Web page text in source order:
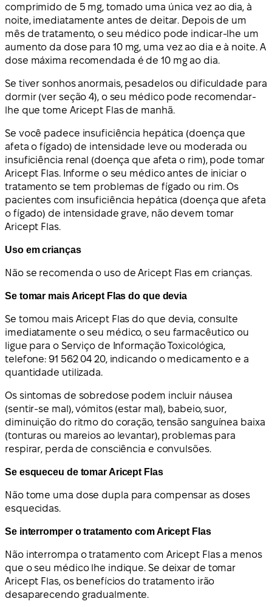
comprimido de 5 mg, tomado uma única vez ao dia, à
noite, imediatamente antes de deitar. Depois de um
mês de tratamento, o seu médico pode indicar-lhe um
aumento da dose para 10 mg, uma vez ao dia e à noite. A
dose máxima recomendada é de 10 mg ao dia.
Se tiver sonhos anormais, pesadelos ou dificuldade para
dormir (ver seção 4), o seu médico pode recomendar-
lhe que tome Aricept Flas de manhã.
Se você padece insuficiência hepática (doença que
afeta o fígado) de intensidade leve ou moderada ou
insuficiência renal (doença que afeta o rim), pode tomar
Aricept Flas. Informe o seu médico antes de iniciar o
tratamento se tem problemas de fígado ou rim. Os
pacientes com insuficiência hepática (doença que afeta
o fígado) de intensidade grave, não devem tomar
Aricept Flas.
Uso em crianças
Não se recomenda o uso de Aricept Flas em crianças.
Se tomar mais Aricept Flas do que devia
Se tomou mais Aricept Flas do que devia, consulte
imediatamente o seu médico, o seu farmacêutico ou
ligue para o Serviço de Informação Toxicológica,
telefone: 91 562 04 20, indicando o medicamento e a
quantidade utilizada.
Os sintomas de sobredose podem incluir náusea
(sentir-se mal), vómitos (estar mal), babeio, suor,
diminuição do ritmo do coração, tensão sanguínea baixa
(tonturas ou mareios ao levantar), problemas para
respirar, perda de consciência e convulsões.
Se esqueceu de tomar Aricept Flas
Não tome uma dose dupla para compensar as doses
esquecidas.
Se interromper o tratamento com Aricept Flas
Não interrompa o tratamento com Aricept Flas a menos
que o seu médico lhe indique. Se deixar de tomar
Aricept Flas, os benefícios do tratamento irão
desaparecendo gradualmente.